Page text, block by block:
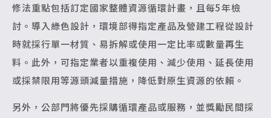
修法重點包括訂定國家整體資源循環計畫，且每5年檢
討。導入綠色設計，環境部得指定產品及營建工程從設計
時就採行單一材質、易拆解或使用一定比率或數量再生
料。此外，可指定業者以重複使用、減少使用、延長使用
或採禁限用等源頭減量措施，降低對原生資源的依賴。
另外，公部門將優先採購循環產品或服務，並獎勵民間採